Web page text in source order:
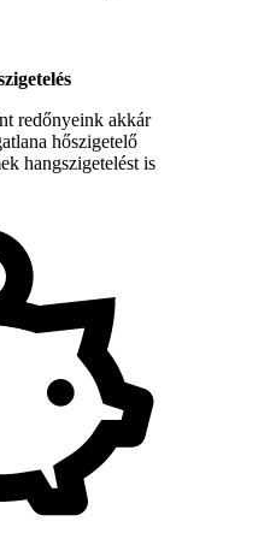
redőnyeink akkár
hőszigetelő
hangszigetelést is